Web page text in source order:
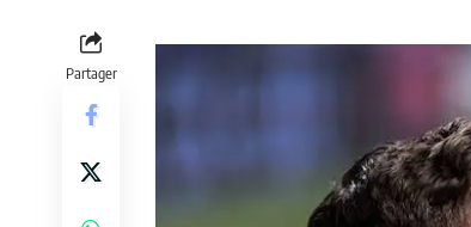
Partager